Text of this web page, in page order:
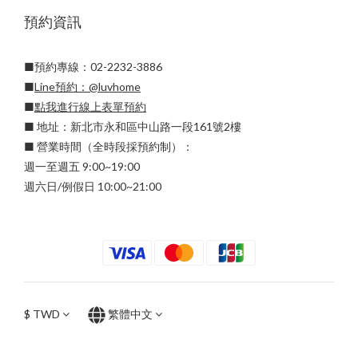
預約資訊
■預約專線：02-2232-3886
■Line預約： @luvhome
■點我進行線上表單預約
■ 地址：新北市永和區中山路一段161號2樓
■ 營業時間（全時段採預約制）：
週一至週五 9:00~19:00
週六日/例假日 10:00~21:00
$ TWD 繁體中文